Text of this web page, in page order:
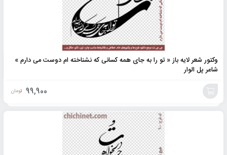
وکتور شعر لایه باز « تو را به جای همه کسانی که نشناخته ام دوست می دارم »
شاعر پل الوار
99,900 تومان